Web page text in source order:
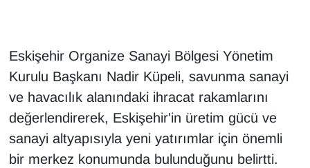
Eskişehir Organize Sanayi Bölgesi Yönetim
Kurulu Başkanı Nadir Küpeli, savunma sanayi
ve havacılık alanındaki ihracat rakamlarını
değerlendirerek, Eskişehir'in üretim gücü ve
sanayi altyapısıyla yeni yatırımlar için önemli
bir merkez konumunda bulunduğunu belirtti.